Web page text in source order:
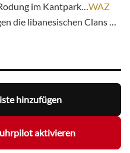
im Kantpark… WAZ
die libanesischen Clans …
hinzufügen
aktivieren